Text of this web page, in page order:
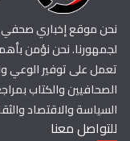
نحن موقع إخباري صحفي
لجمهورنا. نحن نؤمن
تعمل على توفير الوعي
الصحافيين والكتاب
السياسة والاقتصاد
للتواصل معنا